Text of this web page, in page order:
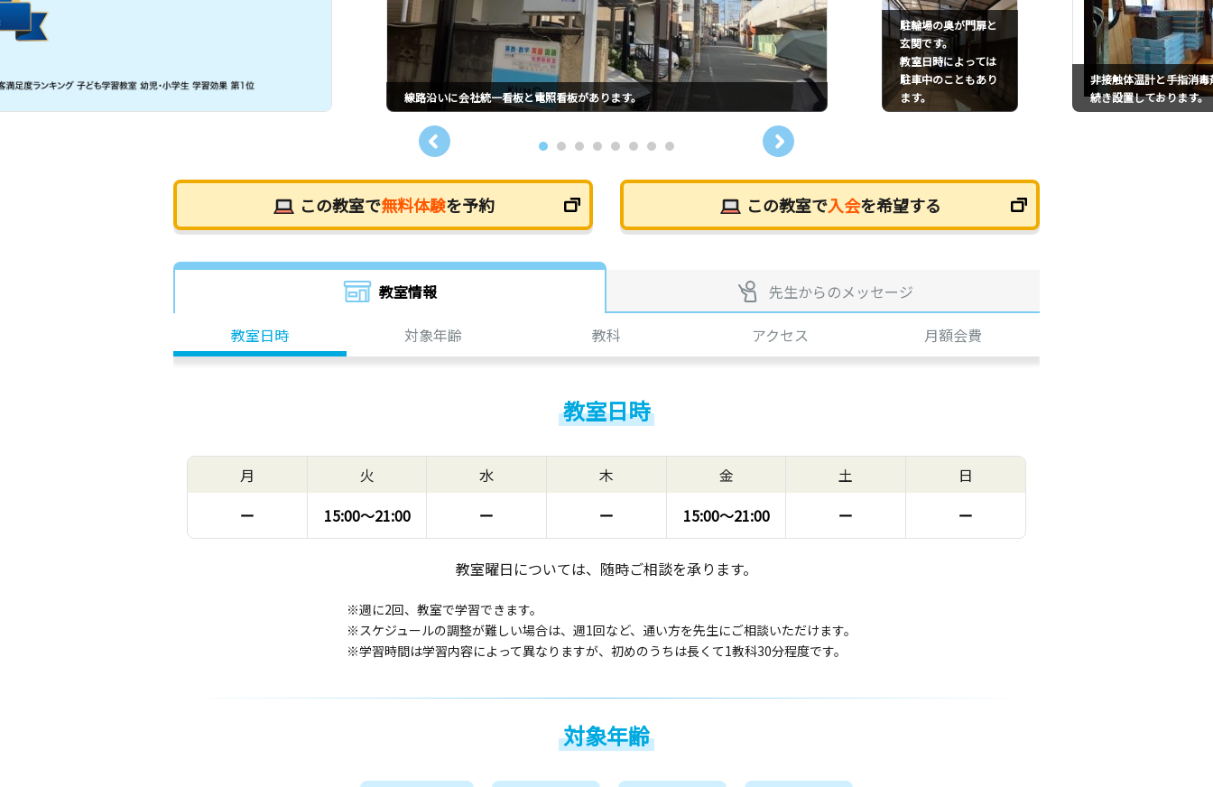
線路沿いに会社統一看板と電照看板があります。
駐輪場の奥が門扉と
玄関です。
教室日時によっては
駐車中のこともあり
ます。
非接触体温計と手指消毒
続き設置しております。
この教室で無料体験を予約 この教室で入会を希望する
教室情報
先生からのメッセージ
教室日時
対象年齢 教科 アクセス 月額会費
教室日時
月
ー
火
15:00〜21:00
水
ー
木
ー
金
15:00〜21:00
土
ー
日
ー
教室曜日については、随時ご相談を承ります。
※週に2回、教室で学習できます。
※スケジュールの調整が難しい場合は、週1回など、通い方を先生にご相談いただけます。
※学習時間は学習内容によって異なりますが、初めのうちは長くて1教科30分程度です。
対象年齢